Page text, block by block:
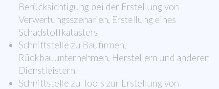
Berücksichtigung bei der Erstellung von
Verwertungsszenarien, Erstellung eines
Schadstoffkatasters
Schnittstelle zu Baufirmen,
Rückbauunternehmen, Herstellern und anderen
Dienstleistern
Schnittstelle zu Tools zur Erstellung von